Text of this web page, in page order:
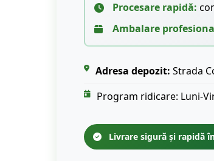
Procesare rapidă:
Ambalare
Adresa depozit: Strada
Program ridicare: Luni-
Livrare sigură și rapidă